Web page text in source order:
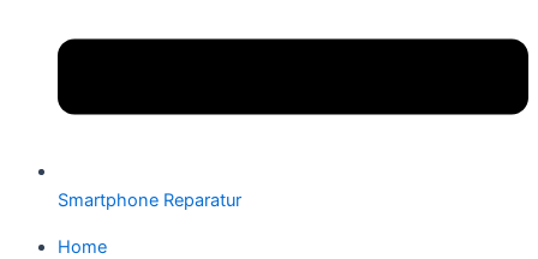
Smartphone Reparatur
Home